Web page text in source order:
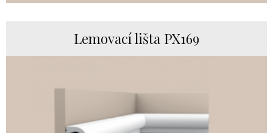
Lemovací lišta PX169